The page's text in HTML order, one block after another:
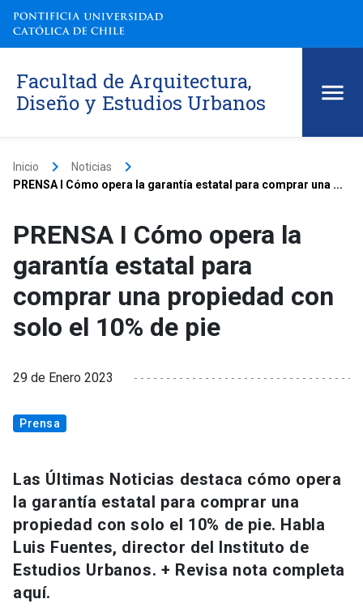
Facultad de Arquitectura,
Diseño y Estudios Urbanos
Inicio keyboard_arrow_right Noticias keyboard_arrow_right
PRENSA I Cómo opera la garantía estatal para comprar una ...
PRENSA I Cómo opera la
garantía estatal para
comprar una propiedad con
solo el 10% de pie
29 de Enero 2023
Prensa
Las Últimas Noticias destaca cómo opera
la garantía estatal para comprar una
propiedad con solo el 10% de pie. Habla
Luis Fuentes, director del Instituto de
Estudios Urbanos. + Revisa nota completa
aquí.